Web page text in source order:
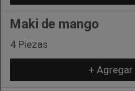
Maki de mango
4 Piezas
+